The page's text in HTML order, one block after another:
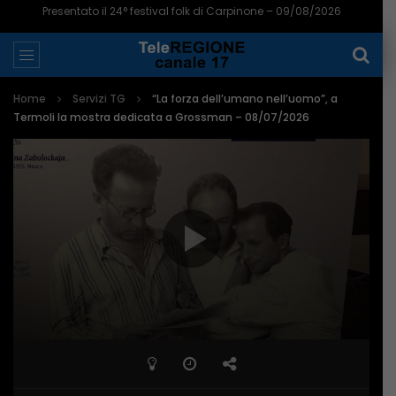
Presentato il 24° festival folk di Carpinone – 09/08/2026
Home Servizi TG
“La forza dell’umano nell’uomo”, a
Termoli la mostra dedicata a Grossman – 08/07/2026